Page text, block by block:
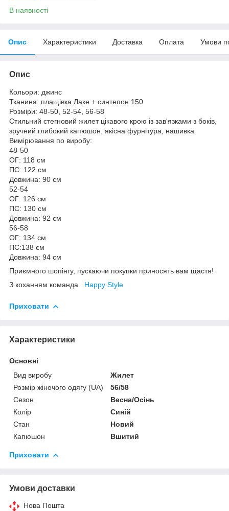
В наявності
Опис Характеристики Доставка Оплата Умови
Опис
Кольори: джинс
Тканина: плащівка Лаке + синтепон 150
Розміри: 48-50, 52-54, 56-58
Стильний стегновий жилет цікавого крою із зав'язками з боків,
зручний глибокий капюшон, якісна фурнітура, нашивка
Вимірювання по виробу:
48-50
ОГ: 118 см
ПС: 122 см
Довжина: 90 см
52-54
ОГ: 126 см
ПС: 130 см
Довжина: 92 см
56-58
ОГ: 134 см
ПС:138 см
Довжина: 94 см
Приємного шопінгу, пускаючи покупки приносять вам щастя!
З коханням команда Happy Style
Приховати
Характеристики
Основні
Вид виробу
Жилет
Розмір жіночого одягу (UA)
56/58
Сезон
Весна/Осінь
Колір
Синій
Стан
Новий
Капюшон
Вшитий
Приховати
Умови доставки
Нова Пошта